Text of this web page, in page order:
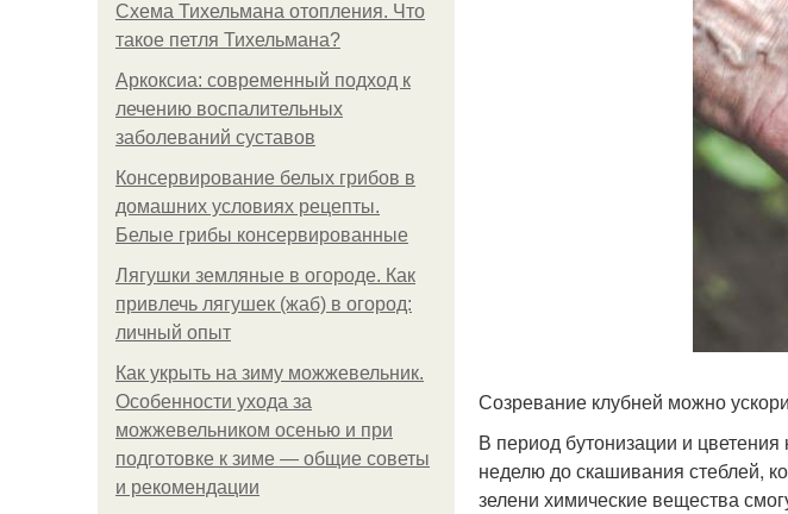
Схема Тихельмана отопления. Что
такое петля Тихельмана?
Аркоксиа: современный подход к
лечению воспалительных
заболеваний суставов
Консервирование белых грибов в
домашних условиях рецепты.
Белые грибы консервированные
Лягушки земляные в огороде. Как
привлечь лягушек (жаб) в огород:
личный опыт
Как укрыть на зиму можжевельник.
Особенности ухода за
можжевельником осенью и при
подготовке к зиме — общие советы
и рекомендации
Созревание клубней можно
В период бутонизации и
неделю до скашивания стеблей,
зелени химические вещества